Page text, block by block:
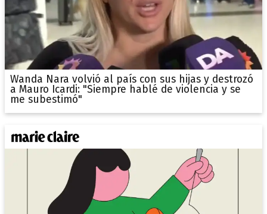
Wanda Nara volvió al país con sus hijas y destrozó
a Mauro Icardi: "Siempre hablé de violencia y se
me subestimó"